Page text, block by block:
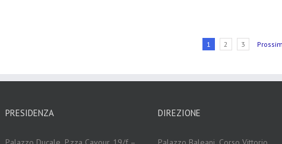
1 2 3
PRESIDENZA DIREZIONE